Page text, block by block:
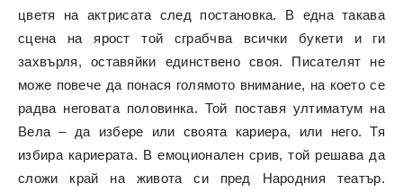
цветя на актрисата след постановка. В една такава
сцена на ярост той сграбчва всички букети и ги
захвърля, оставяйки единствено своя. Писателят не
може повече да понася голямото внимание, на което се
радва неговата половинка. Той поставя ултиматум на
Вела – да избере или своята кариера, или него. Тя
избира кариерата. В емоционален срив, той решава да
сложи край на живота си пред Народния театър.